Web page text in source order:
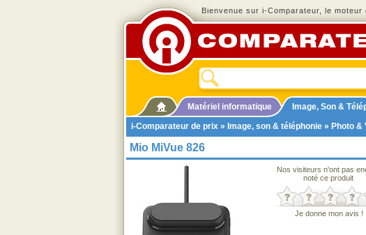
Bienvenue sur i-Comparateur, le
Matériel informatique Image, Son &
i-Comparateur de prix » Image, son & téléphonie » Photo &
Mio MiVue 826
Nos visiteurs n'ont pas
noté ce produit
Je donne mon avis !